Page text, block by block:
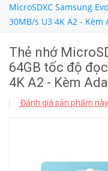
MicroSDXC Samsung
30MB/s U3 4K A2 -
Thẻ nhớ
64GB tốc độ
4K A2 - Kèm
Đánh giá sản phẩm này